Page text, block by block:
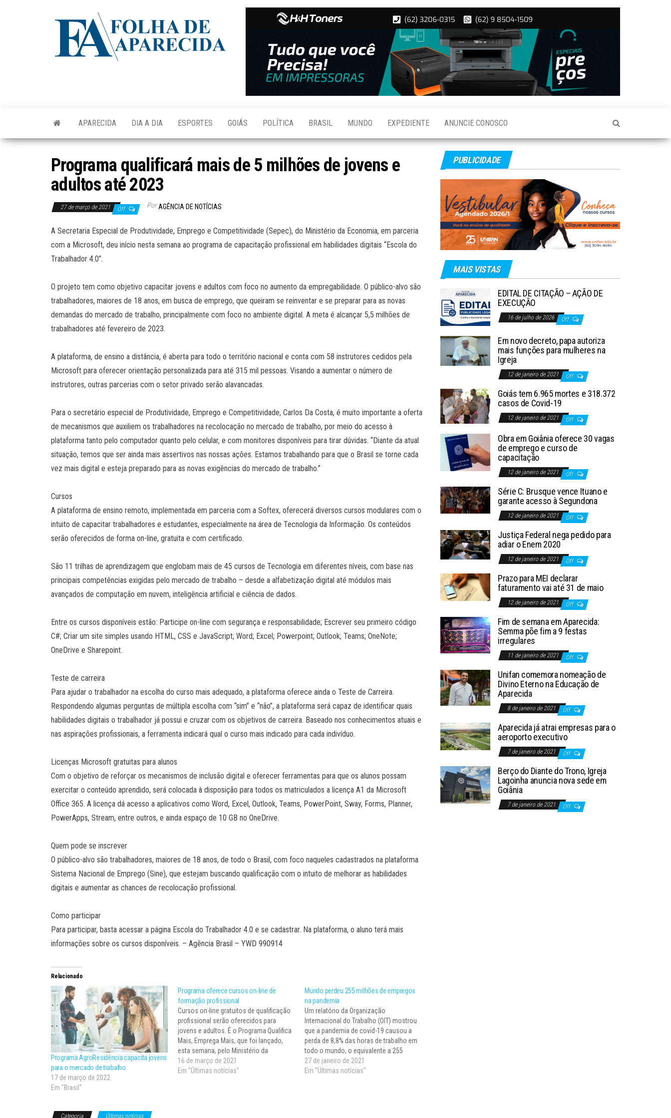
Aparecida
APARECIDA DIA A DIA ESPORTES GOIÁS POLÍTICA BRASIL MUNDO EXPEDIENTE ANUNCIE CONOSCO
Programa qualificará mais de 5 milhões de jovens e
adultos até 2023
27 de março de 2021 Off Por AGÊNCIA DE NOTÍCIAS
A Secretaria Especial de Produtividade, Emprego e Competitividade (Sepec), do Ministério da Economia, em parceria
com a Microsoft, deu início nesta semana ao programa de capacitação profissional em habilidades digitais “Escola do
Trabalhador 4.0”.
O projeto tem como objetivo capacitar jovens e adultos com foco no aumento da empregabilidade. O público-alvo são
trabalhadores, maiores de 18 anos, em busca de emprego, que queiram se reinventar e se preparar para as novas
demandas do mercado de trabalho, principalmente com foco no ambiente digital. A meta é alcançar 5,5 milhões de
trabalhadores até fevereiro de 2023.
A plataforma, de ensino a distância, é aberta para todo o território nacional e conta com 58 instrutores cedidos pela
Microsoft para oferecer orientação personalizada para até 315 mil pessoas. Visando a aumentar o número de
instrutores, outras parcerias com o setor privado serão alavancadas.
Para o secretário especial de Produtividade, Emprego e Competitividade, Carlos Da Costa, é muito importante a oferta
de mecanismos que auxiliem os trabalhadores na recolocação no mercado de trabalho, por meio do acesso à
plataforma tanto pelo computador quanto pelo celular, e com monitores disponíveis para tirar dúvidas. “Diante da atual
situação, temos que ser ainda mais assertivos nas nossas ações. Estamos trabalhando para que o Brasil se torne cada
vez mais digital e esteja preparado para as novas exigências do mercado de trabalho.”
Cursos
A plataforma de ensino remoto, implementada em parceria com a Softex, oferecerá diversos cursos modulares com o
intuito de capacitar trabalhadores e estudantes, especialmente na área de Tecnologia da Informação. Os conteúdos
serão oferecidos de forma on-line, gratuita e com certificado.
São 11 trilhas de aprendizagem que englobam mais de 45 cursos de Tecnologia em diferentes níveis, com base nas
principais competências exigidas pelo mercado de trabalho – desde a alfabetização digital até módulos mais
avançados de computação em nuvem, inteligência artificial e ciência de dados.
Entre os cursos disponíveis estão: Participe on-line com segurança e responsabilidade; Escrever seu primeiro código
C#; Criar um site simples usando HTML, CSS e JavaScript; Word; Excel; Powerpoint; Outlook; Teams; OneNote;
OneDrive e Sharepoint.
Teste de carreira
Para ajudar o trabalhador na escolha do curso mais adequado, a plataforma oferece ainda o Teste de Carreira.
Respondendo algumas perguntas de múltipla escolha com “sim” e “não”, a plataforma será capaz de identificar quais
habilidades digitais o trabalhador já possui e cruzar com os objetivos de carreira. Baseado nos conhecimentos atuais e
nas aspirações profissionais, a ferramenta indicará qual o curso mais indicado para cada indivíduo.
Licenças Microsoft gratuitas para alunos
Com o objetivo de reforçar os mecanismos de inclusão digital e oferecer ferramentas para que os alunos possam
exercitar o conteúdo aprendido, será colocada à disposição para todos os matriculados a licença A1 da Microsoft
Office 365. A licença dá acesso a aplicativos como Word, Excel, Outlook, Teams, PowerPoint, Sway, Forms, Planner,
PowerApps, Stream, entre outros, e ainda espaço de 10 GB no OneDrive.
Quem pode se inscrever
O público-alvo são trabalhadores, maiores de 18 anos, de todo o Brasil, com foco naqueles cadastrados na plataforma
Sistema Nacional de Emprego (Sine), que estejam buscando qualificação com o intuito de melhorar as habilidades
digitais e aumentar as chances de recolocação profissional.
Como participar
Para participar, basta acessar a página Escola do Trabalhador 4.0 e se cadastrar. Na plataforma, o aluno terá mais
informações sobre os cursos disponíveis. – Agência Brasil – YWD 990914
Relacionado
Programa AgroResidência capacita jovens
para o mercado de trabalho
17 de março de 2022
Em "Brasil"
Programa oferece cursos on-line de
formação profissional
Cursos on-line gratuitos de qualificação
profissional serão oferecidos para
jovens e adultos. É o Programa Qualifica
Mais, Emprega Mais, que foi lançado,
esta semana, pelo Ministério da
Educação, em parceria com o Ministério
da Economia. Além de ofertar cursos, a
16 de março de 2021
Em "Últimas notícias"
Mundo perdeu 255 milhões de empregos
na pandemia
Um relatório da Organização
Internacional do Trabalho (OIT) mostrou
que a pandemia de covid-19 causou a
perda de 8,8% das horas de trabalho em
todo o mundo, o equivalente a 255
milhões de empregos em tempo integral.
O cálculo da OIT foi feito em horas de
27 de janeiro de 2021
Em "Últimas notícias"
Categoria Últimas notícias
PUBLICIDADE
MAIS VISTAS
EDITAL DE CITAÇÃO – AÇÃO DE
EXECUÇÃO
16 de julho de 2026 Off
Em novo decreto, papa autoriza
mais funções para mulheres na
Igreja
12 de janeiro de 2021 Off
Goiás tem 6.965 mortes e 318.372
casos de Covid-19
12 de janeiro de 2021 Off
Obra em Goiânia oferece 30 vagas
de emprego e curso de
capacitação
12 de janeiro de 2021 Off
Série C: Brusque vence Ituano e
garante acesso à Segundona
12 de janeiro de 2021 Off
Justiça Federal nega pedido para
adiar o Enem 2020
12 de janeiro de 2021 Off
Prazo para MEI declarar
faturamento vai até 31 de maio
12 de janeiro de 2021 Off
Fim de semana em Aparecida:
Semma põe fim a 9 festas
irregulares
11 de janeiro de 2021 Off
Unifan comemora nomeação de
Divino Eterno na Educação de
Aparecida
8 de janeiro de 2021 Off
Aparecida já atrai empresas para o
aeroporto executivo
7 de janeiro de 2021 Off
Berço do Diante do Trono, Igreja
Lagoinha anuncia nova sede em
Goiânia
7 de janeiro de 2021 Off